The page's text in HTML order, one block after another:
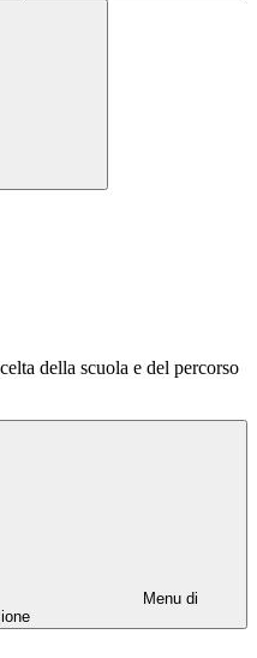
della scuola e del percorso
Menu di